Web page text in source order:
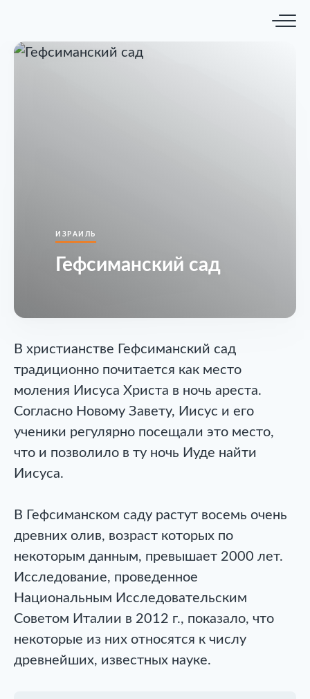
ИЗРАИЛЬ
Гефсиманский сад
В христианстве Гефсиманский сад
традиционно почитается как место
моления Иисуса Христа в ночь ареста.
Согласно Новому Завету, Иисус и его
ученики регулярно посещали это место,
что и позволило в ту ночь Иуде найти
Иисуса.
В Гефсиманском саду растут восемь очень
древних олив, возраст которых по
некоторым данным, превышает 2000 лет.
Исследование, проведенное
Национальным Исследовательским
Советом Италии в 2012 г., показало, что
некоторые из них относятся к числу
древнейших, известных науке.